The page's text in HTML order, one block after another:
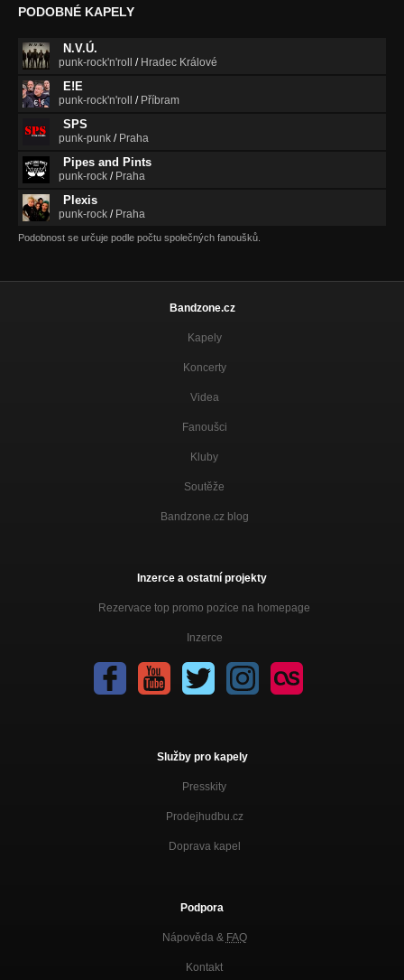
PODOBNÉ KAPELY
N.V.Ú.
punk-rock'n'roll / Hradec Králové
E!E
punk-rock'n'roll / Příbram
SPS
punk-punk / Praha
Pipes and Pints
punk-rock / Praha
Plexis
punk-rock / Praha
Podobnost se určuje podle počtu společných fanoušků.
Bandzone.cz
Kapely
Koncerty
Videa
Fanoušci
Kluby
Soutěže
Bandzone.cz blog
Inzerce a ostatní projekty
Rezervace top promo pozice na homepage
Inzerce
Služby pro kapely
Presskity
Prodejhudbu.cz
Doprava kapel
Podpora
Nápověda & FAQ
Kontakt